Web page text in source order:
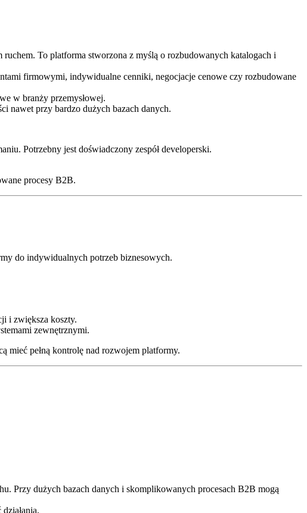
To platforma stworzona z myślą o rozbudowanych katalogach i
firmowymi, indywidualne cenniki, negocjacje cenowe czy rozbudowane
w branży przemysłowej.
nawet przy bardzo dużych bazach danych.
Potrzebny jest doświadczony zespół developerski.
procesy B2B.
do indywidualnych potrzeb biznesowych.
i zwiększa koszty.
zewnętrznymi.
pełną kontrolę nad rozwojem platformy.
Przy dużych bazach danych i skomplikowanych procesach B2B mogą